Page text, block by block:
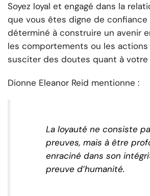
Soyez loyal et engagé dans la
que vous êtes digne de
déterminé à construire un avenir
les comportements ou les
susciter des doutes quant à votre
Dionne Eleanor Reid mentionne :
La loyauté ne consiste
preuves, mais à être
enraciné dans son
preuve d’humanité.